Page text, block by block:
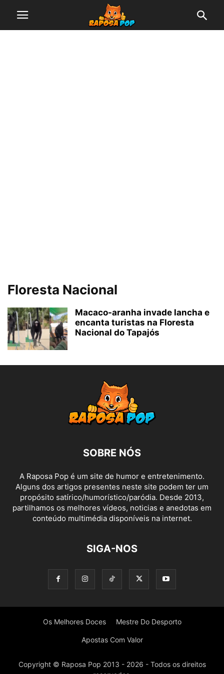
Floresta Nacional
Macaco-aranha invade lancha e
encanta turistas na Floresta
Nacional do Tapajós
SOBRE NÓS
A Raposa Pop é um site de humor e entretenimento.
Alguns dos artigos presentes neste site podem ter um
propósito satírico/humorístico/paródia. Desde 2013,
partilhamos os melhores vídeos, noticias e anedotas em
conteúdo multimédia disponíveis na internet.
SIGA-NOS
Os Melhores Doces Mestre Do Desporto
Apostas Com Valor
Copyright © Raposa Pop 2013 - 2026 - Todos os direitos